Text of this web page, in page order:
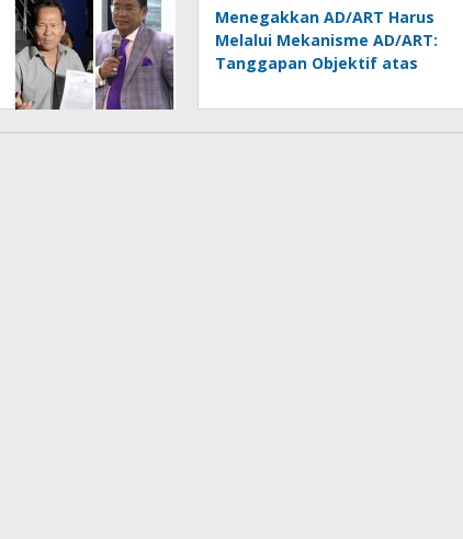
Menegakkan AD/ART Harus
Melalui Mekanisme AD/ART:
Tanggapan Objektif atas
AD/ART vs Konspirasi